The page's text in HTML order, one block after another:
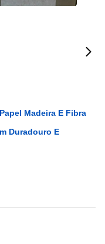
Madeira E Fibra
Duradouro E